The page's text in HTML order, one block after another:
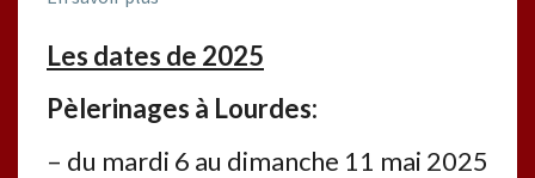
Les dates de 2025
Pèlerinages à Lourdes:
– du mardi 6 au dimanche 11 mai 2025